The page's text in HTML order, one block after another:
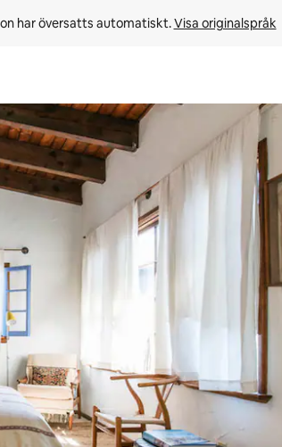
har översatts automatiskt. Visa originalspråk
eller utforska genom att trycka eller svepa.